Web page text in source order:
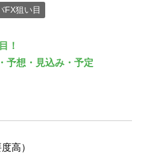
FX狙い目
！
予想・見込み・予定
高）